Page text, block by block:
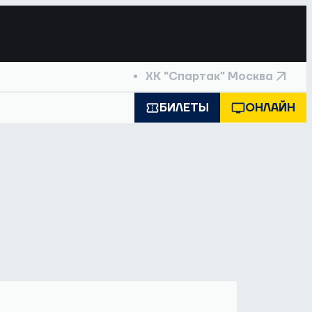
ХК "Спартак" Москва
БИЛЕТЫ ОНЛАЙН